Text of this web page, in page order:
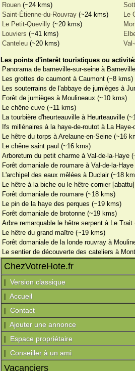
Rouen (~24 kms)
Saint-Étienne-du-Rouvray (~24 kms) Le
Le Petit-Quevilly (~20 kms)
Louviers (~41 kms)
Canteleu (~20 kms)
Les points d'interêt touristiques ou
Panorama de barneville-sur-seine à
Les grottes de caumont à Caumont (~8 kms)
Les souterrains de l'abbaye de jumièges à
Forêt de jumièges à Moulineaux (~10 kms)
Le chêne cuve (~11 kms)
La tourbière d'heurteauville à Heurteauville
Ifs millénaires à la haye-de-routot à La
Le hêtre du torps à Arelaune-en-Seine (~16
Le chêne saint paul (~16 kms)
Arboretum du petit charme à Val-de-la-Haye
Forêt domaniale de roumare à Val-de-la-
L'archipel des eaux mêlées à Duclair (~18
Le hêtre à la biche ou le hêtre cornier
Forêt domaniale de roumare (~18 kms)
Le pin de la haye des perques (~19 kms)
Forêt domaniale de brotonne (~19 kms)
Arbre remarquable le hêtre serpent à Le Trait
Le hêtre du grand maître (~19 kms)
Forêt domaniale de la londe rouvray à
Le sentier de découverte des cateliers à
ChezVotreHote.fr
| Version classique
| Accueil
| Contact
| Ajouter une annonce
| Espace propriétaire
| Conseiller à un ami
Vacanciers